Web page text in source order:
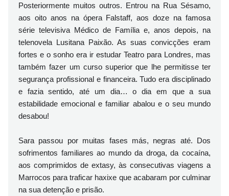
Posteriormente muitos outros. Entrou na Rua Sésamo,
aos oito anos na ópera Falstaff, aos doze na famosa
série televisiva Médico de Família e, anos depois, na
telenovela Lusitana Paixão. As suas convicções eram
fortes e o sonho era ir estudar Teatro para Londres, mas
também fazer um curso superior que lhe permitisse ter
segurança profissional e financeira. Tudo era disciplinado
e fazia sentido, até um dia… o dia em que a sua
estabilidade emocional e familiar abalou e o seu mundo
desabou!
Sara passou por muitas fases más, negras até. Dos
sofrimentos familiares ao mundo da droga, da cocaína,
aos comprimidos de extasy, às consecutivas viagens a
Marrocos para traficar haxixe que acabaram por culminar
na sua detenção e prisão.